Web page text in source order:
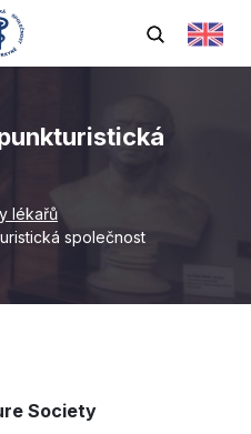
lékařů
společnost
Society